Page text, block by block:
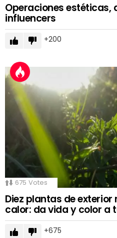
Operaciones estéticas,
influencers
200
675 Votes
Diez plantas de
calor: da vida y color a
675